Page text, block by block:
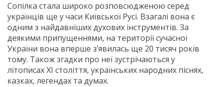
Сопілка стала широко розповсюдженою серед
українців ще у часи Київської Русі. Взагалі вона є
одним з найдавніших духових інструментів. За
деякими припущеннями, на території сучасної
України вона вперше з’явилась ще 20 тисяч років
тому. Також згадки про неї зустрічаються у
літописах ХІ століття, українських народних піснях,
казках, легендах та думах.